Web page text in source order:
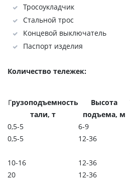
Тросоукладчик
Стальной трос
Концевой выключатель
Паспорт изделия
Количество тележек:
Грузоподъемность
тали, т
Высота
подъема, м
0,5-5 6-9
0,5-5
12-36
10-16
12-36
20
12-36